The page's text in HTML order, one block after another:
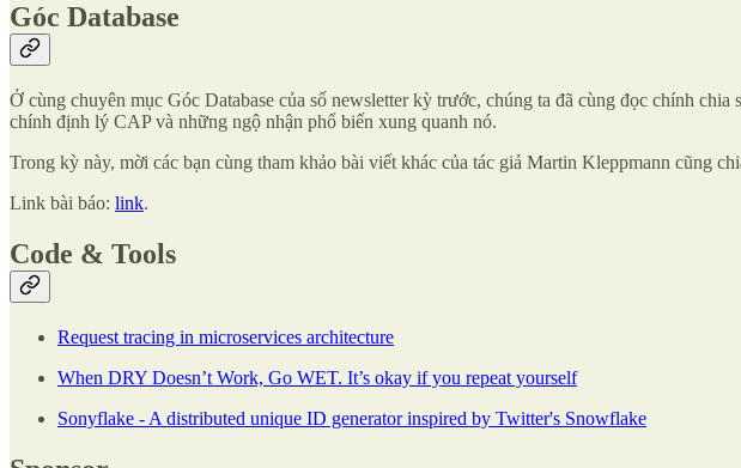
Góc Database
Ở cùng chuyên mục Góc Database của số newsletter kỳ trước, chúng ta đã cùng đọc chính
chính định lý CAP và những ngộ nhận phổ biến xung quanh nó.
Trong kỳ này, mời các bạn cùng tham khảo bài viết khác của tác giả Martin Kleppmann cũng
Link bài báo: link.
Code & Tools
Request tracing in microservices architecture
When DRY Doesn’t Work, Go WET. It’s okay if you repeat yourself
Sonyflake - A distributed unique ID generator inspired by Twitter's Snowflake